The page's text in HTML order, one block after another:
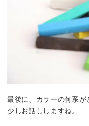
最後に、カラーの何系が
少しお話ししますね。